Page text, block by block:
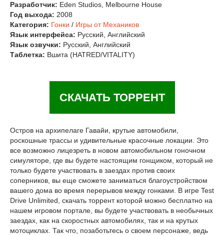
Разработчик: Eden Studios, Melbourne House
Год выхода: 2008
Категория: Гонки / Игры от Механиков
Язык интерфейса: Русский, Английский
Язык озвучки: Русский, Английский
Таблетка: Вшита (HATRED/VITALITY)
СКАЧАТЬ ТОРРЕНТ
Остров на архипелаге Гавайи, крутые автомобили,
роскошные трассы и удивительные красочные локации. Это
все возможно лицезреть в новом автомобильном гоночном
симуляторе, где вы будете настоящим гонщиком, который не
только будете участвовать в заездах против своих
соперников, вы еще сможете заниматься благоустройством
вашего дома во время перерывов между гонками. В игре Test
Drive Unlimited, скачать торрент которой можно бесплатно на
нашем игровом портале, вы будете участвовать в необычных
заездах, как на скоростных автомобилях, так и на крутых
мотоциклах. Так что, позаботьтесь о своем персонаже, ведь